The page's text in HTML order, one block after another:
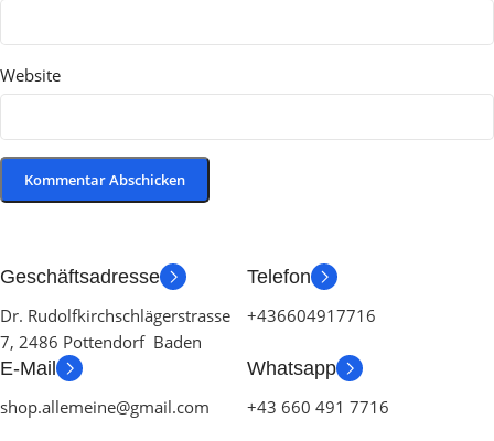
Website
Geschäftsadresse
Dr. Rudolfkirchschlägerstrasse
7, 2486 Pottendorf Baden
Telefon
+436604917716
E-Mail
shop.allemeine@gmail.com
Whatsapp
+43 660 491 7716